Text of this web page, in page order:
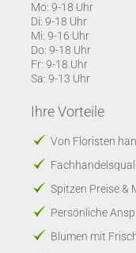
Mo: 9-18 Uhr
Di: 9-18 Uhr
Mi: 9-16 Uhr
Do: 9-18 Uhr
Fr: 9-18 Uhr
Sa: 9-13 Uhr
Ihre Vorteile
Von Floristen
Spitzen Preise &
Persönliche
Blumen mit